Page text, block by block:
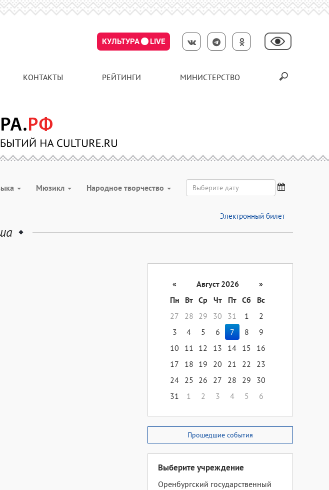
КУЛЬТУРА LIVE
КОНТАКТЫ РЕЙТИНГИ МИНИСТЕРСТВО
Мюзикл Народное творчество
Электронный билет
« Август 2026
»
Пн
Вт Ср Чт Пт Сб
Вс
27
28 29 30 31 1
2
3
4 5 6 7 8
9
10
11 12 13 14 15
16
17
18 19 20 21 22
23
24 25 26 27 28 29
30
31
1 2 3 4 5 6
Прошедшие события
Выберите учреждение
Оренбургский государственный